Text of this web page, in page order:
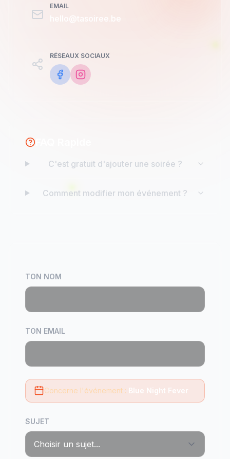
EMAIL
hello@tasoiree.be
RÉSEAUX SOCIAUX
C'est gratuit d'ajouter une soirée ?
Comment modifier mon événement ?
TON NOM
TON EMAIL
Concerne l'événement : Blue Night Fever
SUJET